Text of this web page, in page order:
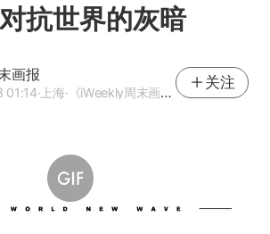
抗世界的灰暗
画报
01:14·上海·《iWeekly周末画报》官方网易号
关注